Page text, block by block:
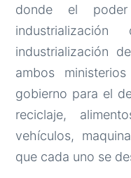
donde el
industrialización
ambos
gobierno para el
reciclaje,
vehículos,
que cada uno se